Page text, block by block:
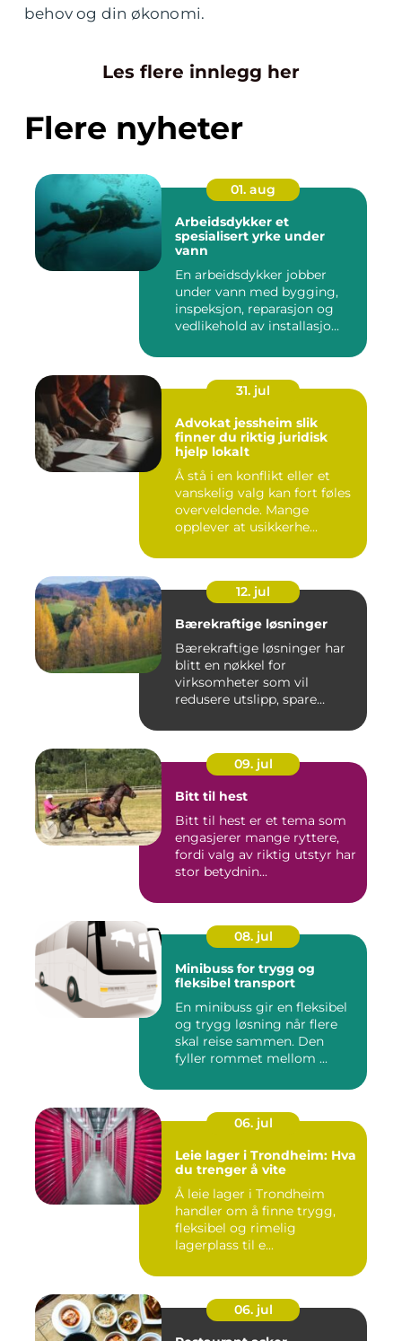
behov og din økonomi.
Les flere innlegg her
Flere nyheter
01. aug
Arbeidsdykker et
spesialisert yrke under
vann
En arbeidsdykker jobber
under vann med bygging,
inspeksjon, reparasjon og
vedlikehold av installasjo...
31. jul
Advokat jessheim slik
finner du riktig juridisk
hjelp lokalt
Å stå i en konflikt eller et
vanskelig valg kan fort føles
overveldende. Mange
opplever at usikkerhe...
12. jul
Bærekraftige løsninger
Bærekraftige løsninger har
blitt en nøkkel for
virksomheter som vil
redusere utslipp, spare
09. jul
Bitt til hest
Bitt til hest er et tema som
engasjerer mange ryttere,
fordi valg av riktig utstyr har
stor betydnin...
08. jul
Minibuss for trygg og
fleksibel transport
En minibuss gir en fleksibel
og trygg løsning når flere
skal reise sammen. Den
fyller rommet mellom ...
06. jul
Leie lager i Trondheim: Hva
du trenger å vite
Å leie lager i Trondheim
handler om å finne trygg,
fleksibel og rimelig
lagerplass til e...
06. jul